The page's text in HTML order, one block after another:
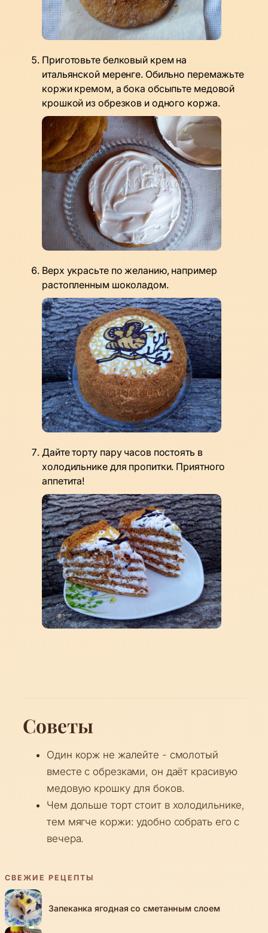
Приготовьте белковый крем на
итальянской меренге. Обильно перемажьте
коржи кремом, а бока обсыпьте медовой
крошкой из обрезков и одного коржа.
Верх украсьте по желанию, например
растопленным шоколадом.
Дайте торту пару часов постоять в
холодильнике для пропитки. Приятного
аппетита!
Советы
Один корж не жалейте - смолотый
вместе с обрезками, он даёт красивую
медовую крошку для боков.
Чем дольше торт стоит в холодильнике,
тем мягче коржи: удобно собрать его с
вечера.
СВЕЖИЕ РЕЦЕПТЫ
Запеканка ягодная со сметанным слоем